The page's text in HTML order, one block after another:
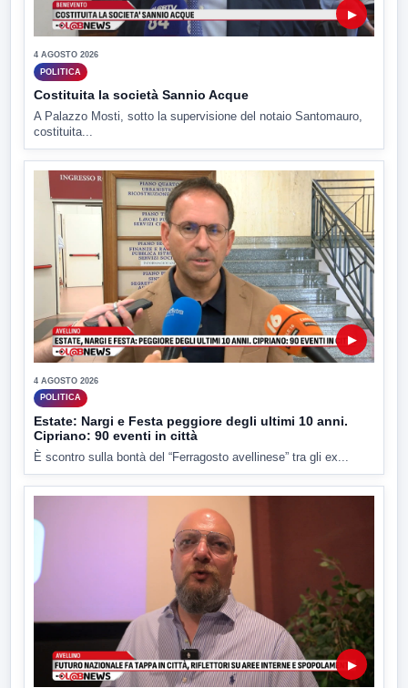
▶
4 AGOSTO 2026
POLITICA
Costituita la società Sannio Acque
A Palazzo Mosti, sotto la supervisione del notaio Santomauro,
costituita...
▶
4 AGOSTO 2026
POLITICA
Estate: Nargi e Festa peggiore degli ultimi 10 anni.
Cipriano: 90 eventi in città
È scontro sulla bontà del “Ferragosto avellinese” tra gli ex...
▶